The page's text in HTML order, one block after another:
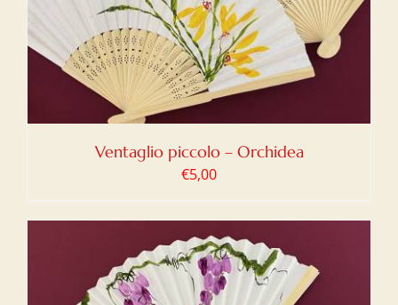
Ventaglio piccolo – Orchidea
€5,00